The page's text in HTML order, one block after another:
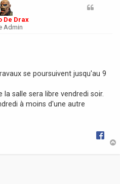
De Drax
Admin
se poursuivent jusqu'au 9
la salle sera libre vendredi soir.
à moins d'une autre